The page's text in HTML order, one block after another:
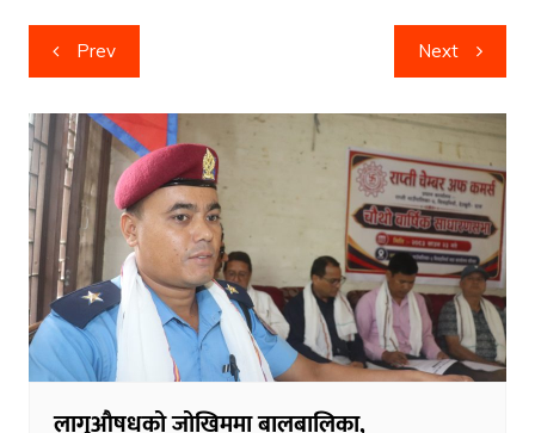
Post
navigation
Prev Next
लागुऔषधको जोखिममा बालबालिका,